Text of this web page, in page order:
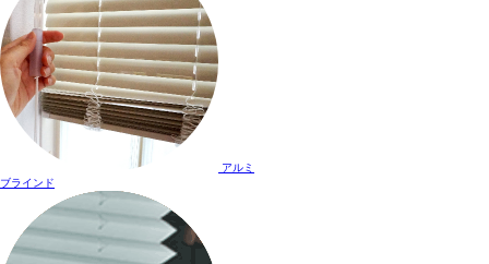
アルミ
ブラインド